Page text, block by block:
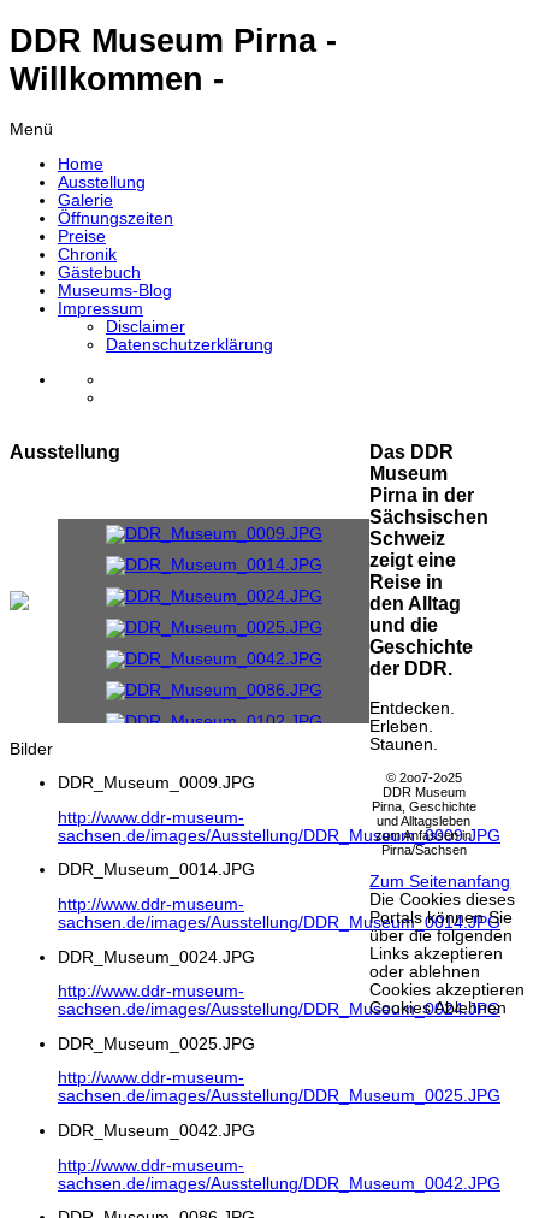
DDR Museum Pirna -
Willkommen -
Menü
Home
Ausstellung
Galerie
Öffnungszeiten
Preise
Chronik
Gästebuch
Museums-Blog
Impressum
Disclaimer
Datenschutzerklärung
Ausstellung
Bilder
DDR_Museum_0009.JPG
http://www.ddr-museum-
sachsen.de/images/Ausstellung/DDR_Museum_0009.JPG
DDR_Museum_0014.JPG
http://www.ddr-museum-
sachsen.de/images/Ausstellung/DDR_Museum_0014.JPG
DDR_Museum_0024.JPG
http://www.ddr-museum-
sachsen.de/images/Ausstellung/DDR_Museum_0024.JPG
DDR_Museum_0025.JPG
http://www.ddr-museum-
sachsen.de/images/Ausstellung/DDR_Museum_0025.JPG
DDR_Museum_0042.JPG
http://www.ddr-museum-
sachsen.de/images/Ausstellung/DDR_Museum_0042.JPG
Das DDR
Museum
Pirna in der
Sächsischen
Schweiz
zeigt eine
Reise in
den Alltag
und die
Geschichte
der DDR.
Entdecken.
Erleben.
Staunen.
© 2oo7-2o25
DDR Museum
Pirna, Geschichte
und Alltagsleben
zum Anfassen in
Pirna/Sachsen
Zum Seitenanfang
Die Cookies dieses
Portals können Sie
über die folgenden
Links akzeptieren
oder ablehnen
Cookies akzeptieren
Cookies Ablehnen